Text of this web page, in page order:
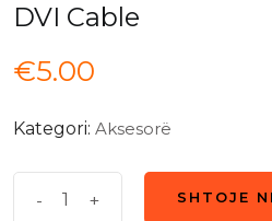
DVI Cable
€5.00
Kategori: Aksesorë
- +
SHTOJE